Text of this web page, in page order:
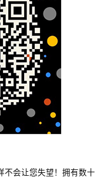
不会让您失望！拥有数十